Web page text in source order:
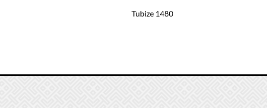
Tubize 1480